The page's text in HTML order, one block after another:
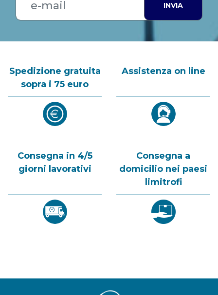
INVIA
Spedizione gratuita
sopra i 75 euro
Assistenza on line
Consegna in 4/5
giorni lavorativi
Consegna a
domicilio nei paesi
limitrofi